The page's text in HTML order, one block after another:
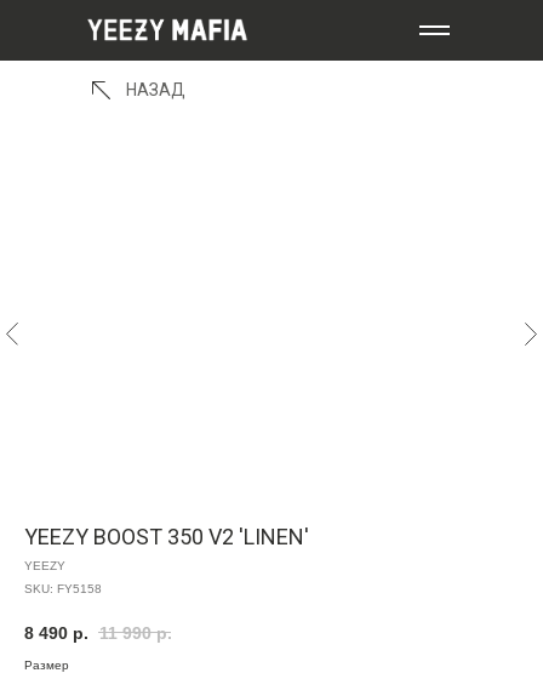
НАЗАД
YEEZY BOOST 350 V2 'LINEN'
YEEZY
SKU: FY5158
8 490 р. 11 990 р.
Размер